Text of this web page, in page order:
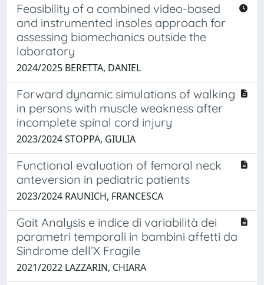
Feasibility of a combined video-based
and instrumented insoles approach for
assessing biomechanics outside the
laboratory
2024/2025 BERETTA, DANIEL
Forward dynamic simulations of walking
in persons with muscle weakness after
incomplete spinal cord injury
2023/2024 STOPPA, GIULIA
Functional evaluation of femoral neck
anteversion in pediatric patients
2023/2024 RAUNICH, FRANCESCA
Gait Analysis e indice di variabilità dei
parametri temporali in bambini affetti da
Sindrome dell’X Fragile
2021/2022 LAZZARIN, CHIARA